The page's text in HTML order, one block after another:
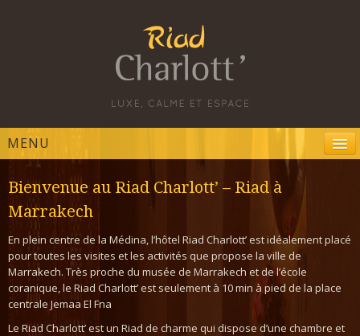
MENU
RÉSERVATION
CHAMBRES ET SUITES
TARIFS
GALERIES PHOTOS
ACTIVITÉS
Bienvenue au Riad Charlott’ – Riad à
Marrakech
En plein centre de la Médina, l’hôtel Riad Charlott’ est idéalement placé
pour toutes les visites et les activités que propose la ville de
Marrakech. Très proche du musée de Marrakech et de l’école
coranique, le Riad Charlott’ est seulement à 10 min à pied de la place
centrale Jemaa El Fna.
Le Riad Charlott’ est un Riad de charme qui dispose d’une chambre et